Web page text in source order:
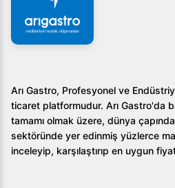
saatlerinde bile işlevselliğini korur.
Sıkça Sorulan Sorular
malzemeden üretilmiştir?
İç ve dış gövde paslanmaz çelik
2. Elektrik tüketimi nasıldır?
Arı Gastro, Profesyonel ve
ticaret platformudur. Arı Gastro'da
tamamı olmak üzere, dünya
sektöründe yer edinmiş yüzlerce
inceleyip, karşılaştırıp en uygun